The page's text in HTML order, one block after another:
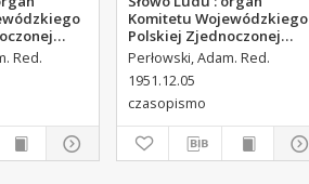
1951,
Red.
Komitetu Wojewódzkiego
Polskiej Zjednoczonej
Partii Robotniczej, 1951,
R.3, nr 314
Perłowski, Adam. Red.
1951.12.05
czasopismo